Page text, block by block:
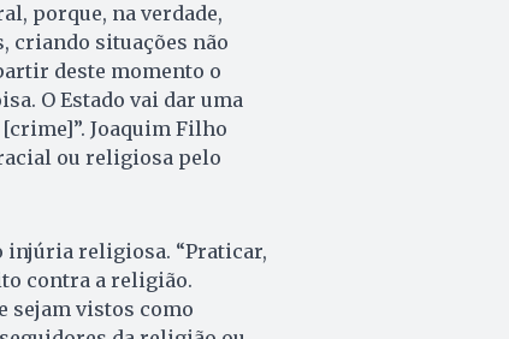
porque, na verdade,
criando situações não
deste momento o
O Estado vai dar uma
Joaquim Filho
ou religiosa pelo
injúria religiosa. “Praticar,
contra a religião.
sejam vistos como